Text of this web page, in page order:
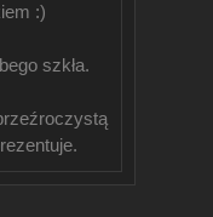
:)
szkła.